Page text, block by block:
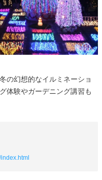
の幻想的なイルミネーショ
体験やガーデニング講習も